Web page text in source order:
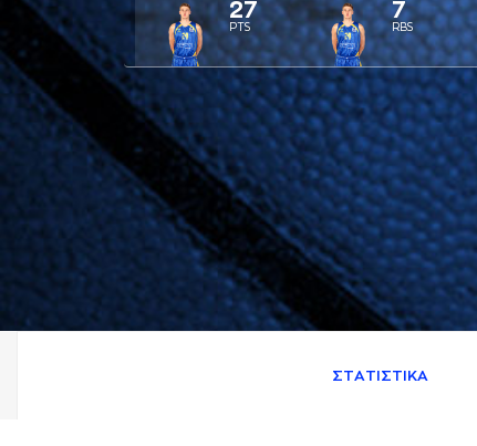
27
PTS
7
RBS
ΣΤAΤΙΣΤΙΚA